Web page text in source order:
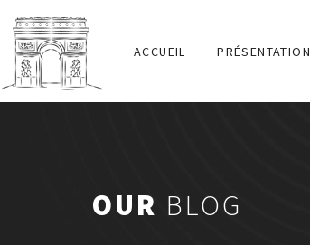
ACCUEIL PRÉSENTATION
OUR BLOG